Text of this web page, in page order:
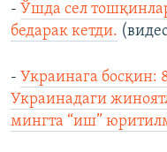
- Ўшда сел
бедарак кетди.
- Украинага босқин:
Украинадаги
мингта “иш”